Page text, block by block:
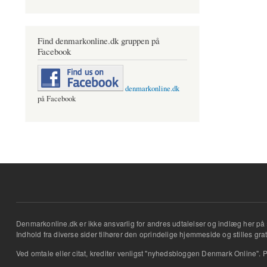
Find denmarkonline.dk gruppen på
Facebook
denmarkonline.dk
på Facebook
Denmarkonline.dk er ikke ansvarlig for andres udtalelser og indlæg her på
Indhold fra diverse sider tilhører den oprindelige hjemmeside og stilles
Ved omtale eller citat, krediter venligst "nyhedsbloggen Denmark Online".